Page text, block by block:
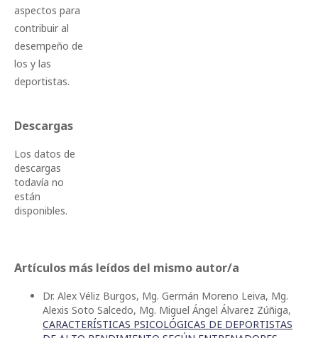
aspectos para
contribuir al
desempeño de
los y las
deportistas.
Descargas
Los datos de
descargas
todavía no
están
disponibles.
Artículos más leídos del mismo autor/a
Dr. Alex Véliz Burgos, Mg. Germán Moreno Leiva, Mg.
Alexis Soto Salcedo, Mg. Miguel Ángel Álvarez Zúñiga,
CARACTERÍSTICAS PSICOLÓGICAS DE DEPORTISTAS